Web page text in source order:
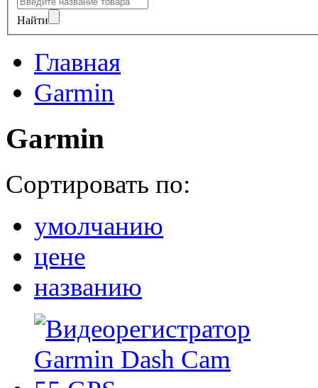
Найти
Главная
Garmin
Garmin
Сортировать по:
умолчанию
цене
названию